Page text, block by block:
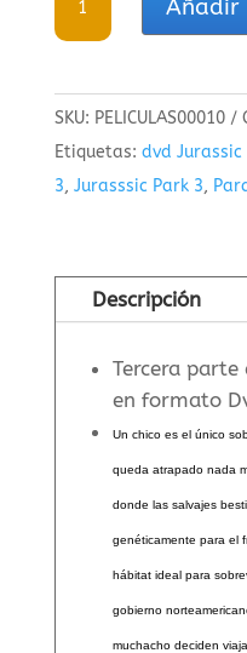
(Parque
Jurasico
3)
DVD
Disco
cantidad
SKU: PELICULAS00010
Etiquetas: dvd Jurassic
3, Jurasssic Park 3,
Descripción
Tercera parte
en formato
Un chico es el único
queda atrapado nada
donde las salvajes
genéticamente para el
hábitat ideal para
gobierno
muchacho deciden